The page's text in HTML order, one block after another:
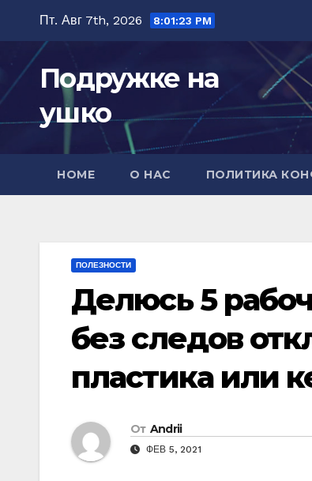
содержимому
Пт. Авг 7th, 2026 8:01:24 PM
Подружке на
ушко
HOME О НАС ПОЛИТИКА
ПОЛЕЗНОСТИ
Делюсь 5
без следов
пластика или
От Andrii
ФЕВ 5, 2021